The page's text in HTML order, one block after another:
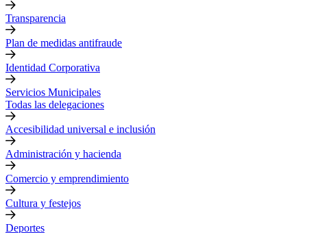
Transparencia
Plan de medidas antifraude
Identidad Corporativa
Servicios Municipales
Todas las delegaciones
Accesibilidad universal e inclusión
Administración y hacienda
Comercio y emprendimiento
Cultura y festejos
Deportes